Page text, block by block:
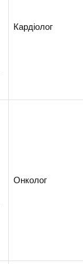
Кардіолог
Онколог